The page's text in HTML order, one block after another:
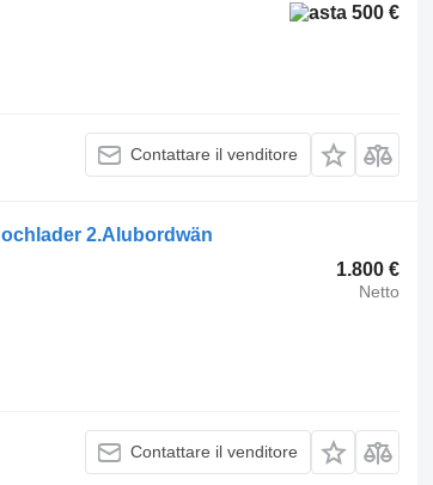
500 €
Contattare il venditore
2.Alubordwän
1.800 €
Netto
Contattare il venditore